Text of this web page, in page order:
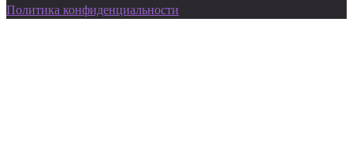
Политика конфиденциальности